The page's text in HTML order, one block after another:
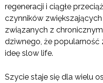
regeneracji i ciągłe
czynników
związanych z
dziwnego, że popularność
ideę slow life.
Szycie staje się dla wielu